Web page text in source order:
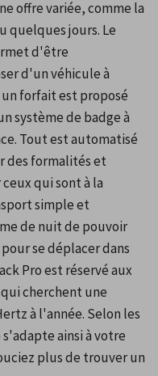
offre variée, comme la
quelques jours. Le
d'être
d'un véhicule à
forfait est proposé
système de badge à
Tout est automatisé
des formalités et
qui sont à la
simple et
de nuit de pouvoir
se déplacer dans
Pro est réservé aux
cherchent une
à l'année. Selon les
ainsi à votre
plus de trouver un